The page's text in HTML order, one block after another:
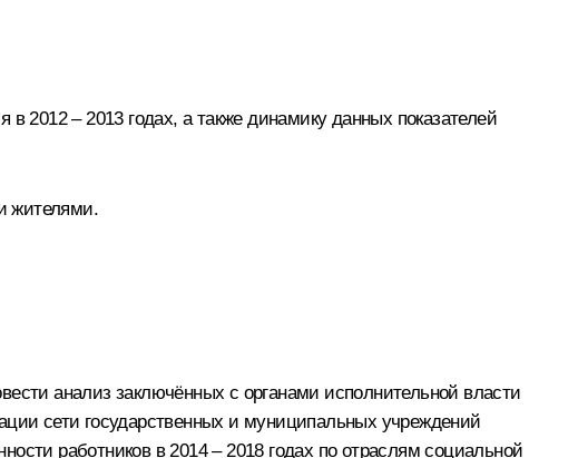
2012 – 2013 годах, а также динамику данных показателей
жителями.
анализ заключённых с органами исполнительной власти
сети государственных и муниципальных учреждений
работников в 2014 – 2018 годах по отраслям социальной